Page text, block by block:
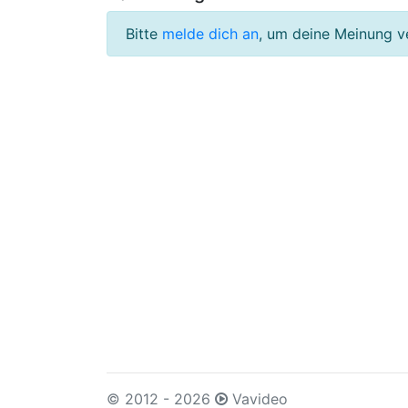
Bitte melde dich an, um deine Meinung
© 2012 - 2026 Vavideo